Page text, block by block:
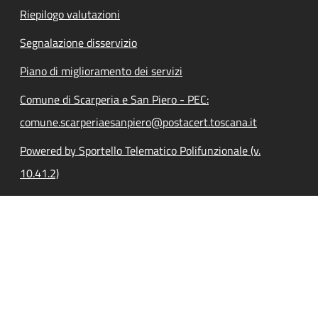
Riepilogo valutazioni
Segnalazione disservizio
Piano di miglioramento dei servizi
Comune di Scarperia e San Piero - PEC:
comune.scarperiaesanpiero@postacert.toscana.it
Powered by Sportello Telematico Polifunzionale (v.
10.41.2)